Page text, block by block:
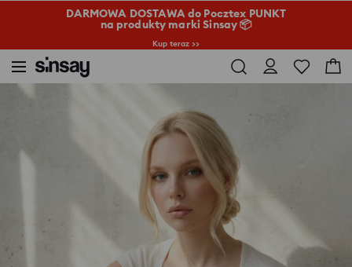
DARMOWA DOSTAWA do Pocztex PUNKT
na produkty marki Sinsay 📦
Kup teraz >>